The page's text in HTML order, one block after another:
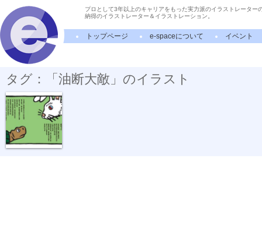
プロとして3年以上のキャリアをもった実力派のイラストレーター
納得のイラストレーター＆イラストレーション。
トップページ e-spaceについて イベント
タグ：「油断大敵」のイラスト
かけっこ